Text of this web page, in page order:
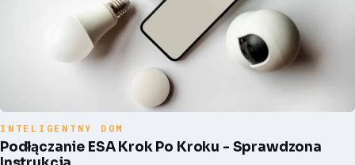
INTELIGENTNY DOM
Podłączanie ESA Krok Po Kroku - Sprawdzona